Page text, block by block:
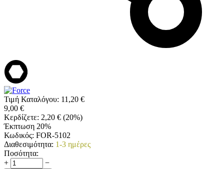
Τιμή Καταλόγου: 11,20 €
9,00 €
Κερδίζετε: 2,20 € (20%)
Έκπτωση 20%
Κωδικός: FOR-5102
Διαθεσιμότητα: 1-3 ημέρες
Ποσότητα:
+
−